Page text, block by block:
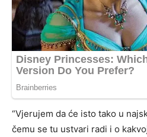
“Vjerujem da će isto tako u
čemu se tu ustvari radi i o